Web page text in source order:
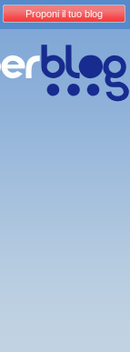
Proponi il tuo blog